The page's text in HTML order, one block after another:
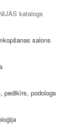
katalogs
salons
pedikīrs, podologs